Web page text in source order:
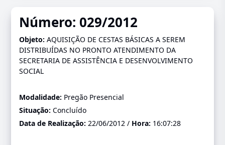
Número: 029/2012
Objeto:AQUISIÇÃO DE CESTAS BÁSICAS A SEREM
DISTRIBUÍDAS NO PRONTO ATENDIMENTO DA
SECRETARIA DE ASSISTÊNCIA E DESENVOLVIMENTO
SOCIAL
Modalidade: Pregão Presencial
Situação:Concluído
Data de Realização:22/06/2012 / Hora: 16:07:28